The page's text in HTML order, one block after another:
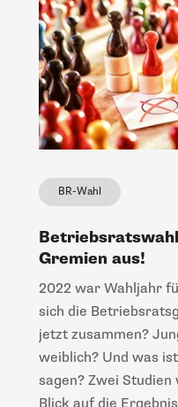
BR-Wahl
Gremien aus!
2022 war Wahljahr
sich die
jetzt zusammen?
weiblich? Und was
sagen? Zwei